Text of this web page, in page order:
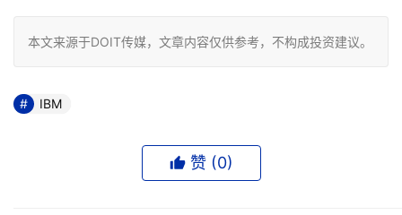
本文来源于DOIT传媒，文章内容仅供参考，不构成投资建议。
IBM
赞 (0)